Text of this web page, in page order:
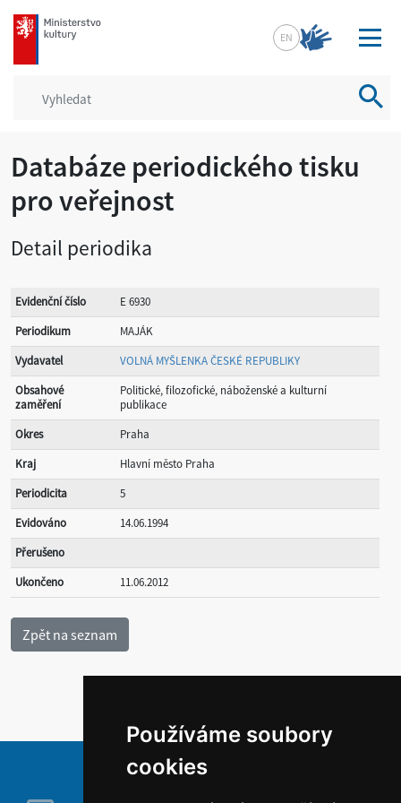
Používáme soubory
cookies
mkcr.cz
EN
Databáze periodického tisku
pro veřejnost
Detail periodika
Evidenční číslo
E 6930
Periodikum
MAJÁK
Vydavatel
VOLNÁ MYŠLENKA ČESKÉ REPUBLIKY
Obsahové
zaměření
Politické, filozofické, náboženské a kulturní
publikace
Okres
Praha
Kraj
Hlavní město Praha
Periodicita
5
Evidováno
14.06.1994
Přerušeno
Ukončeno
11.06.2012